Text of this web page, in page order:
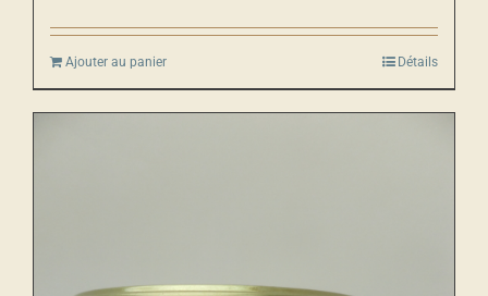
Ajouter au panier Détails